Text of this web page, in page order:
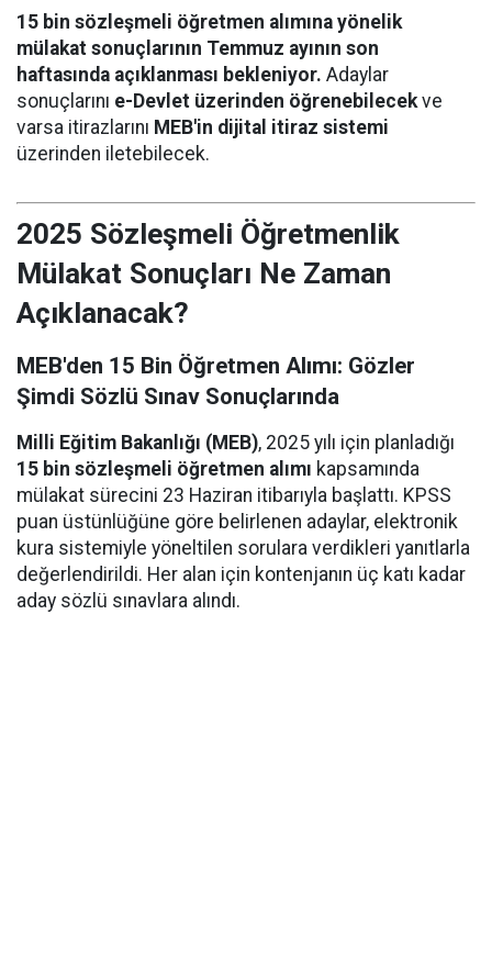
15 bin sözleşmeli öğretmen alımına yönelik
mülakat sonuçlarının Temmuz ayının son
haftasında açıklanması bekleniyor. Adaylar
sonuçlarını e-Devlet üzerinden öğrenebilecekve
varsa itirazlarını MEB'in dijital itiraz sistemi
üzerinden iletebilecek.
2025 Sözleşmeli Öğretmenlik
Mülakat Sonuçları Ne Zaman
Açıklanacak?
MEB'den 15 Bin Öğretmen Alımı: Gözler
Şimdi Sözlü Sınav Sonuçlarında
Milli Eğitim Bakanlığı (MEB), 2025 yılı için planladığı
15 bin sözleşmeli öğretmen alımı kapsamında
mülakat sürecini 23 Haziran itibarıyla başlattı. KPSS
puan üstünlüğüne göre belirlenen adaylar, elektronik
kura sistemiyle yöneltilen sorulara verdikleri yanıtlarla
değerlendirildi. Her alan için kontenjanın üç katı kadar
aday sözlü sınavlara alındı.